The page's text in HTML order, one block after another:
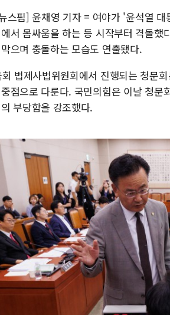
스핌] 윤채영 기자 = 여야가 '윤석열
서 몸싸움을 하는 등 시작부터 격돌
으며 충돌하는 모습도 연출됐다.
법제사법위원회에서 진행되는 청문
점으로 다룬다. 국민의힘은 이날 청
부당함을 강조했다.